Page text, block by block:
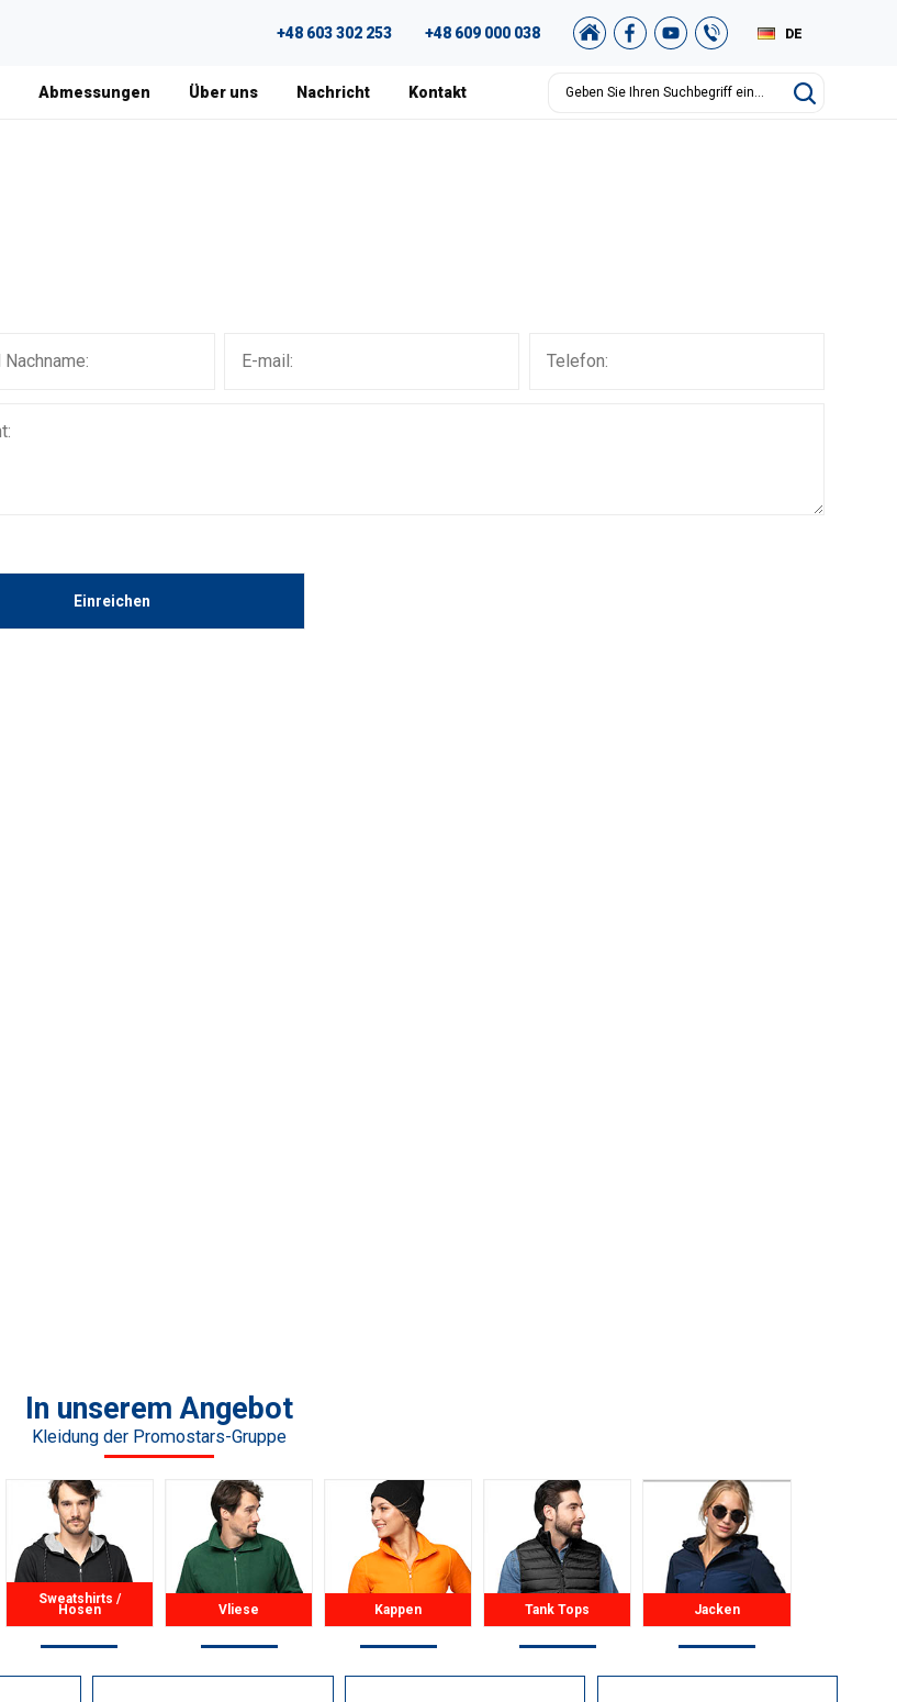
+48 603 302 253 +48 609 000 038
EN
DE
Abmessungen Über uns Nachricht Kontakt
In unserem Angebot
Kleidung der Promostars-Gruppe
Sweatshirts /
Hosen Vliese Kappen Tank Tops Jacken